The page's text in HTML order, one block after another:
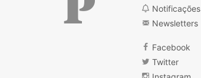
Público
Notificações
Newsletters
Facebook
Twitter